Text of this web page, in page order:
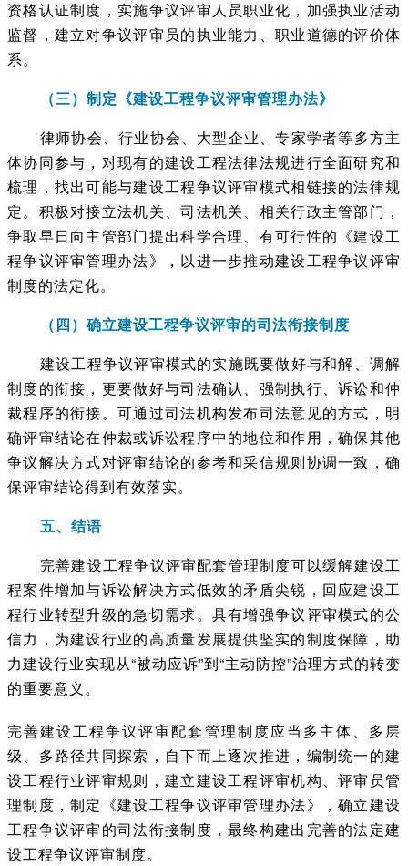
资格认证制度，实施争议评审人员职业化，加强执业活动
监督，建立对争议评审员的执业能力、职业道德的评价体
系。
（三）制定《建设工程争议评审管理办法》
律师协会、行业协会、大型企业、专家学者等多方主
体协同参与，对现有的建设工程法律法规进行全面研究和
梳理，找出可能与建设工程争议评审模式相链接的法律规
定。积极对接立法机关、司法机关、相关行政主管部门，
争取早日向主管部门提出科学合理、有可行性的《建设工
程争议评审管理办法》，以进一步推动建设工程争议评审
制度的法定化。
（四）确立建设工程争议评审的司法衔接制度
建设工程争议评审模式的实施既要做好与和解、调解
制度的衔接，更要做好与司法确认、强制执行、诉讼和仲
裁程序的衔接。可通过司法机构发布司法意见的方式，明
确评审结论在仲裁或诉讼程序中的地位和作用，确保其他
争议解决方式对评审结论的参考和采信规则协调一致，确
保评审结论得到有效落实。
五、结语
完善建设工程争议评审配套管理制度可以缓解建设工
程案件增加与诉讼解决方式低效的矛盾尖锐，回应建设工
程行业转型升级的急切需求。具有增强争议评审模式的公
信力，为建设行业的高质量发展提供坚实的制度保障，助
力建设行业实现从“被动应诉”到“主动防控”治理方式的转变
的重要意义。
完善建设工程争议评审配套管理制度应当多主体、多层
级、多路径共同探索，自下而上逐次推进，编制统一的建
设工程行业评审规则，建立建设工程评审机构、评审员管
理制度，制定《建设工程争议评审管理办法》，确立建设
工程争议评审的司法衔接制度，最终构建出完善的法定建
设工程争议评审制度。